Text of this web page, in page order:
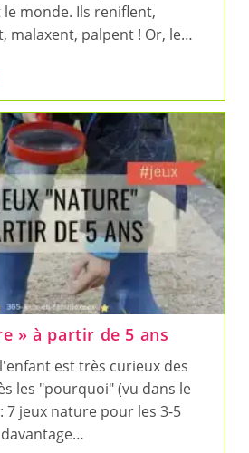
monde. Ils reniflent,
malaxent, palpent ! Or, le…
»
» à partir de 5 ans
est très curieux des
les "pourquoi" (vu dans le
7 jeux nature pour les 3-5